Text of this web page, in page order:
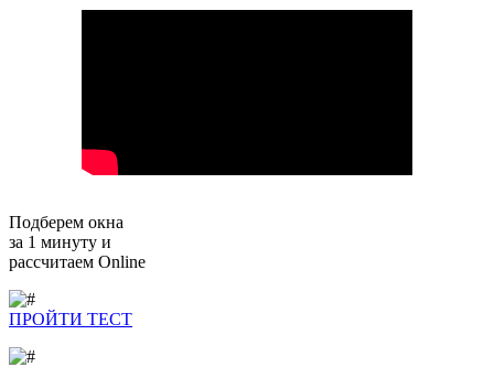
Подберем окна
за 1 минуту и
рассчитаем Online
ПРОЙТИ ТЕСТ